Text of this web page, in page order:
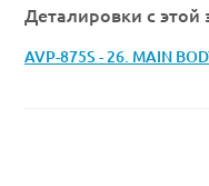
Деталировки с этой
AVP-875S - 26. MAIN